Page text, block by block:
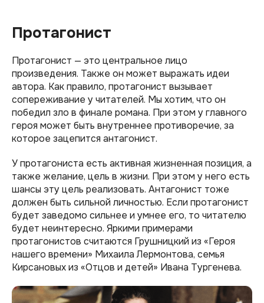
Протагонист
Протагонист — это центральное лицо
произведения. Также он может выражать идеи
автора. Как правило, протагонист вызывает
сопереживание у читателей. Мы хотим, что он
победил зло в финале романа. При этом у главного
героя может быть внутреннее противоречие, за
которое зацепится антагонист.
У протагониста есть активная жизненная позиция, а
также желание, цель в жизни. При этом у него есть
шансы эту цель реализовать. Антагонист тоже
должен быть сильной личностью. Если протагонист
будет заведомо сильнее и умнее его, то читателю
будет неинтересно. Яркими примерами
протагонистов считаются Грушницкий из «Героя
нашего времени» Михаила Лермонтова, семья
Кирсановых из «Отцов и детей» Ивана Тургенева.